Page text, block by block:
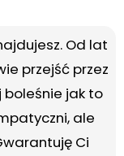
Od lat
przejść przez
jak to
ale
Ci